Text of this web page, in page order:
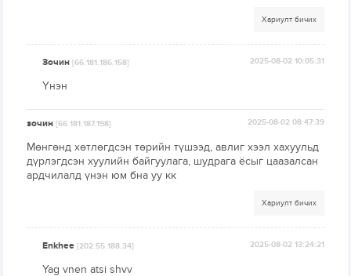
Хариулт бичих
Зочин[66.181.186.158] 2025-08-02 10:05:31
Үнэн
зочин[66.181.187.198] 2025-08-02 08:47:39
Мөнгөнд хөтлөгдсэн төрийн түшээд, авлиг хээл хахуульд
дүрлэгдсэн хуулийн байгуулага, шудрага ёсыг цаазалсан
ардчилалд үнэн юм бна уу кк
Хариулт бичих
Enkhee[202.55.188.34] 2025-08-02 13:24:21
Yag vnen atsi shvv